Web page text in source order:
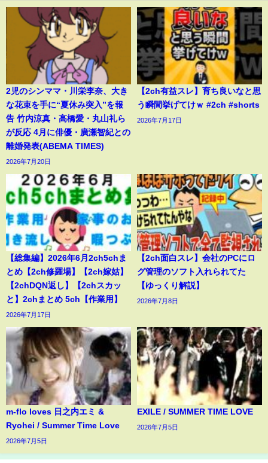
2児のシンママ・川栄李奈、大き
な花束を手に“夏休み突入”を報
告 竹内涼真・高橋愛・丸山礼ら
が反応 4月に俳優・廣瀬智紀との
離婚発表(ABEMA TIMES)
2026年7月20日
【2ch有益スレ】育ち良いなと思
う瞬間挙げてけｗ #2ch #shorts
2026年7月17日
【総集編】2026年6月2ch5chま
とめ【2ch修羅場】【2ch嫁姑】
【2chDQN返し】【2chスカッ
と】2chまとめ 5ch【作業用】
2026年7月17日
【2ch面白スレ】会社のPCにロ
グ管理のソフト入れられてた
【ゆっくり解説】
2026年7月8日
m-flo loves 日之内エミ &
Ryohei / Summer Time Love
2026年7月5日
EXILE / SUMMER TIME LOVE
2026年7月5日